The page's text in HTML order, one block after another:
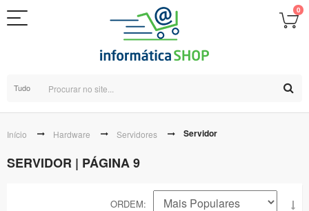
0
Tudo
Início Hardware Servidores Servidor
SERVIDOR | PÁGINA 9
ORDEM